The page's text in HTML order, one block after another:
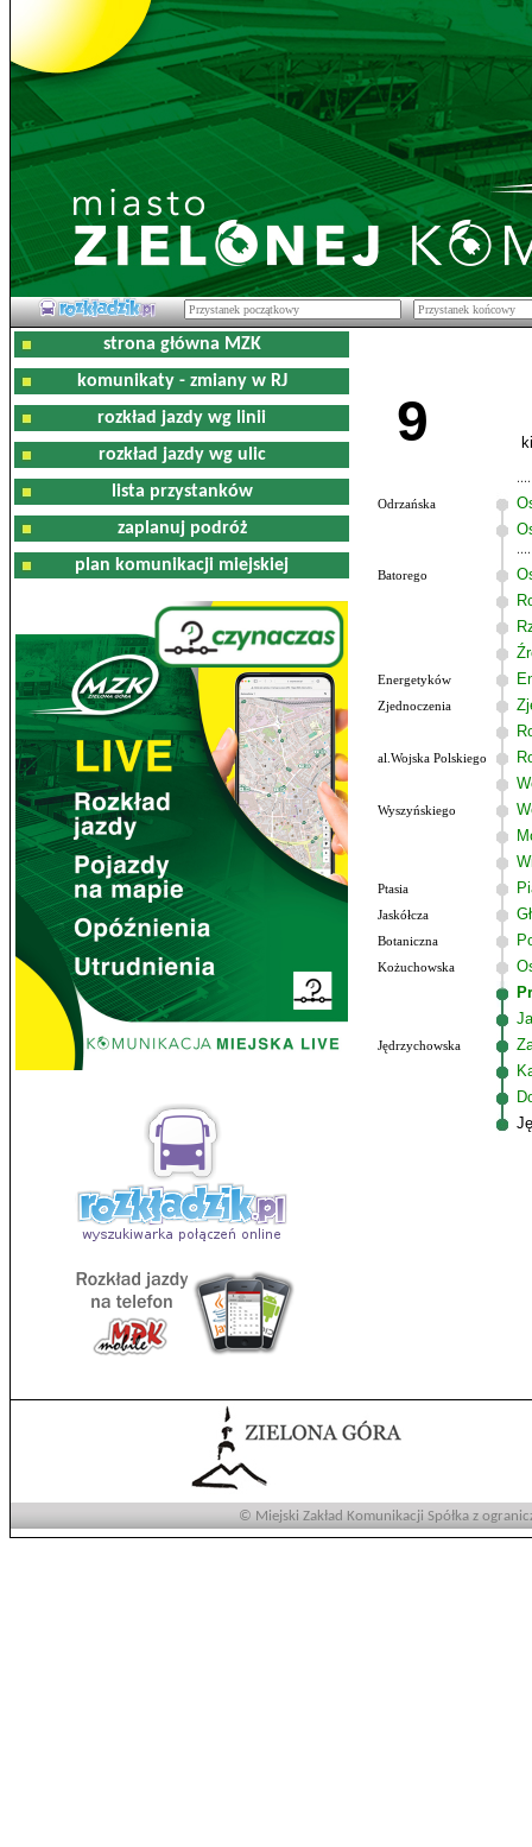
strona główna MZK
komunikaty - zmiany w RJ
rozkład jazdy wg linii
rozkład jazdy wg ulic
lista przystanków
zaplanuj podróż
plan komunikacji miejskiej
9
Odrzańska
Batorego
Energetyków
Zjednoczenia
al.Wojska Polskiego
Wyszyńskiego
Ptasia
Jaskółcza
Botaniczna
Kożuchowska
Jędrzychowska
© Miejski Zakład Komunikacji Spółka z